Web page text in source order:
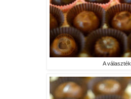
A választék